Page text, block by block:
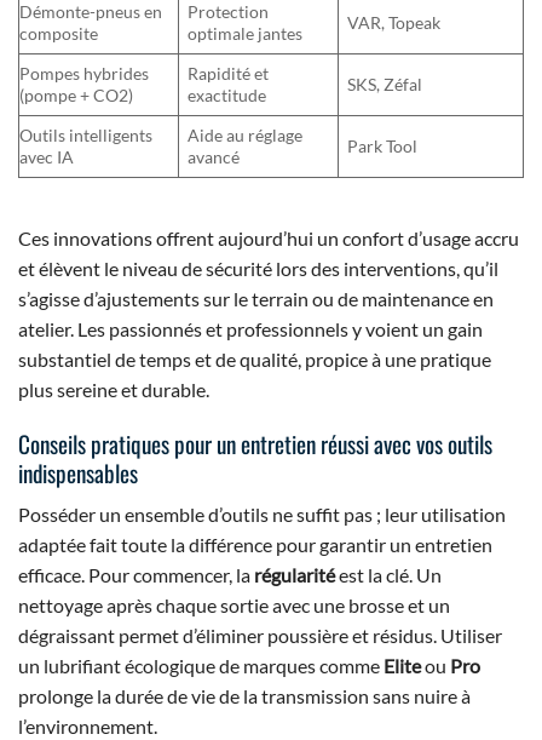
Démonte-pneus en
composite
Protection
optimale jantes
VAR, Topeak
Pompes hybrides
(pompe + CO2)
Rapidité et
exactitude
SKS, Zéfal
Outils intelligents
avec IA
Aide au réglage
avancé
Park Tool
Ces innovations offrent aujourd’hui un confort d’usage accru
et élèvent le niveau de sécurité lors des interventions, qu’il
s’agisse d’ajustements sur le terrain ou de maintenance en
atelier. Les passionnés et professionnels y voient un gain
substantiel de temps et de qualité, propice à une pratique
plus sereine et durable.
Conseils pratiques pour un entretien réussi avec vos outils
indispensables
Posséder un ensemble d’outils ne suffit pas ; leur utilisation
adaptée fait toute la différence pour garantir un entretien
efficace. Pour commencer, la régularitéest la clé. Un
nettoyage après chaque sortie avec une brosse et un
dégraissant permet d’éliminer poussière et résidus. Utiliser
un lubrifiant écologique de marques comme Eliteou Pro
prolonge la durée de vie de la transmission sans nuire à
l’environnement.